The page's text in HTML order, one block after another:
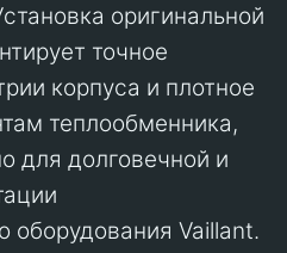
оригинальной
точное
корпуса и плотное
теплообменника,
для долговечной и
оборудования Vaillant.